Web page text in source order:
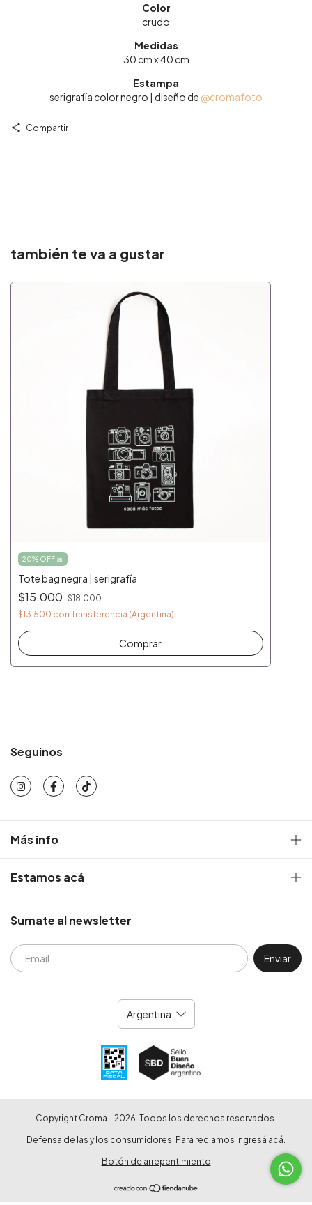
Color
crudo
Medidas
30 cm x 40 cm
Estampa
serigrafía color negro | diseño de @cromafoto
Compartir
también te va a gustar
20% OFF 🎀
Tote bag negra | serigrafía
$15.000 $18.000
$13.500 con Transferencia (Argentina)
Seguinos
Más info
Estamos acá
Sumate al newsletter
Copyright Croma - 2026. Todos los derechos reservados.
Defensa de las y los consumidores. Para reclamos ingresá acá.
Botón de arrepentimiento